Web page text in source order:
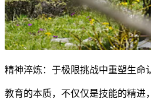
精神淬炼：于极限挑战中重塑生命
教育的本质，不仅仅是技能的精进